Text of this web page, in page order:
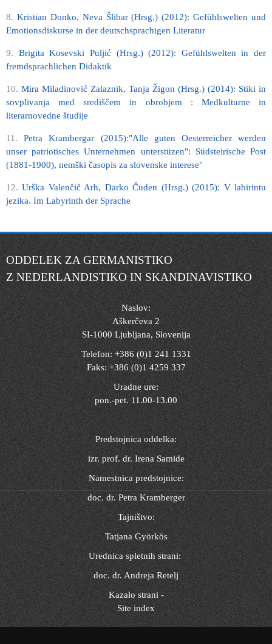
8. Kristian Donko, Neva Šlibar (Hrsg.) (2012): Gefühlswelten und
Emotionsdiskurse in der deutschsprachigen Literatur
9. Brigita Kosevski Puljić (Hrsg.) (2012): Gefühlswelten in der
fremdsprachlichen Didaktik
10. Mira Miladinović Zalaznik, Tanja Žigon (Hrsg.) (2014): Stiki in
sovplivanja med središčem in obrobjem : Medkulturne in
literarnovedne študije
11.Petra Krambergar (2015):"Alle guten Oesterreicher werden
unser patriotisches Unternehmen unterstüzen": Südsteirische Post
(1881-1900), nemški časopis za slovenske interese"
12.Urška Valenčič Arh, Darko Čuden (Hrsg.) (2015): V labirintu
jezika. Im Labyrinth der Sprache
ODDELEK ZA GERMANISTIKO
Z NEDERLANDISTIKO IN SKANDINAVISTIKO
Naslov:
Aškerčeva 2
SI-1000 Ljubljana, Slovenija
Telefon: +386 (0)1 241 1331
Faks: +386 (0)1 4259 337
Uradne ure:
pon.-pet. 11.00-13.00
Predstojnica oddelka:
izr. prof. dr. Irena Samide
Namestnica predstojnice:
doc. dr. Petra Kramberger
Tajništvo:
Tatjana Györkös
Urednica spletnih strani:
doc. dr. Andreja Retelj
Kazalo strani -
Site index